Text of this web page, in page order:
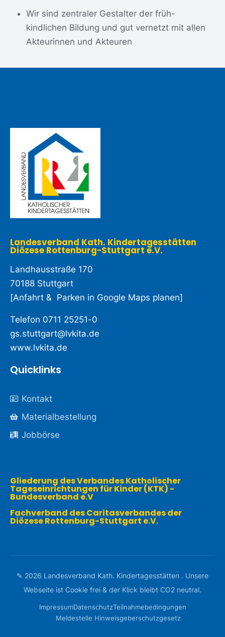
Wir sind zentraler Gestalter der früh­
kindlichen Bildung und gut vernetzt mit allen
Akteurinnen und Akteuren
Landesverband Kath. Kindertagesstätten
Diözese Rottenburg-Stuttgart e.V. ​
Landhausstraße 170
70188 Stuttgart
[Anfahrt & Parken in Google Maps planen]
Telefon 0711 25251-0
gs.stuttgart@lvkita.de
www.lvkita.de
Quicklinks
Kontakt
Materialbestellung
Jobbörse
Gliederung des Verbandes Katholischer
Tageseinrichtungen für Kinder (KTK) -
Bundesverband e.V
Fachverband des Caritasverbandes der
Diözese Rottenburg-Stuttgart e.V.
✎ 2026 Landesverband Kath. Kindertagesstätten . Unsere
Webseite ist Cookie frei & der Klick bleibt CO2 neutral.
ImpressumDatenschutzTeilnahme­­bedingungen
Meldestelle Hinweisgeberschutzgesetz